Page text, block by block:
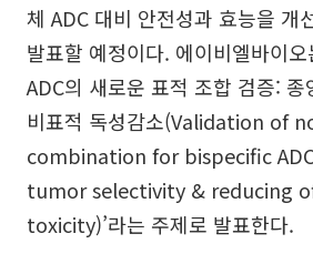
체 ADC 대비 안전성과 효능을 개
발표할 예정이다. 에이비엘바이오
ADC의 새로운 표적 조합 검증: 종
비표적 독성감소(Validation of
combination for bispecific
tumor selectivity & reducing
toxicity)’라는 주제로 발표한다.